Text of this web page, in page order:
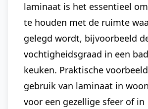
laminaat is het essentieel
te houden met de ruimte
gelegd wordt, bijvoorbeeld
vochtigheidsgraad in een
keuken. Praktische
gebruik van laminaat in
voor een gezellige sfeer of in